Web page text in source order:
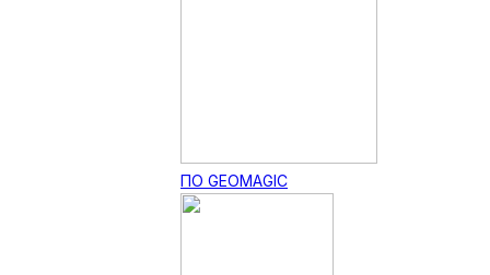
ПО GEOMAGIC